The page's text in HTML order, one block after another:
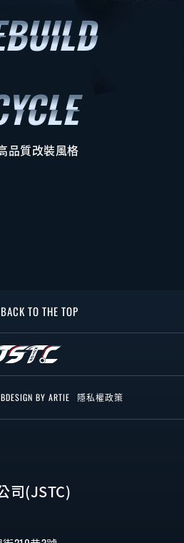
品質改裝風格
BACK TO THE TOP
BY ARTIE 隱私權政策
司(JSTC)